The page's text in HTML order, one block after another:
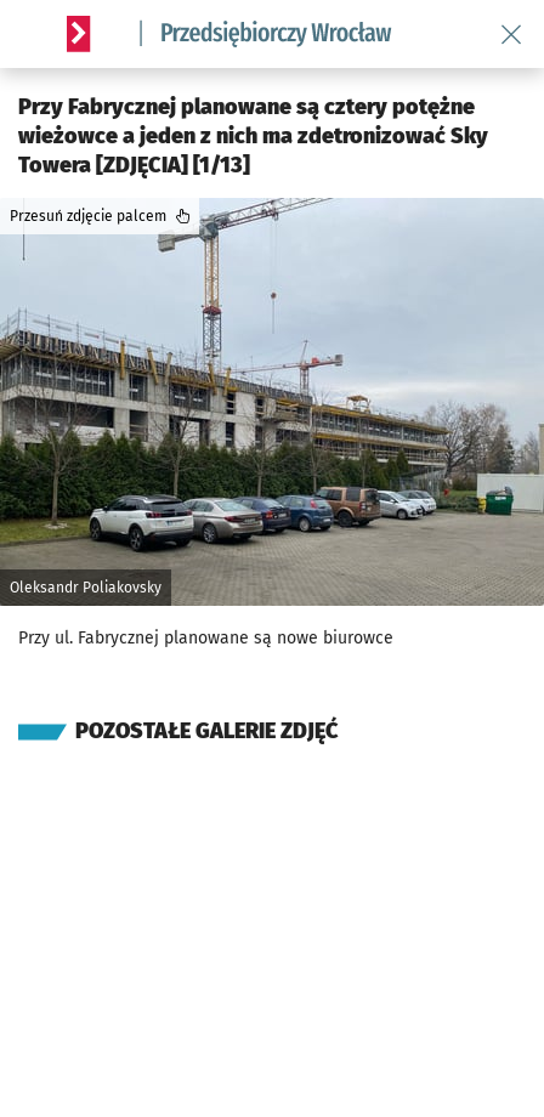
Serwis informacyjny wroclaw.pl podserwis: Strategia
Przy Fabrycznej planowane są cztery potężne
wieżowce a jeden z nich ma zdetronizować Sky
Towera [ZDJĘCIA] [1/13]
Oleksandr Poliakovsky
Przesuń zdjęcie palcem
Przy ul. Fabrycznej planowane są nowe biurowce
POZOSTAŁE GALERIE ZDJĘĆ